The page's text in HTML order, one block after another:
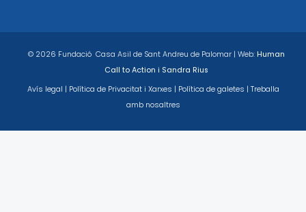
© 2026 Fundació Casa Asil de Sant Andreu de Palomar | Web: Human
Call to Action i Sandra Rius
Avís legal | Política de Privacitat i Xarxes | Política de galetes | Treballa
amb nosaltres